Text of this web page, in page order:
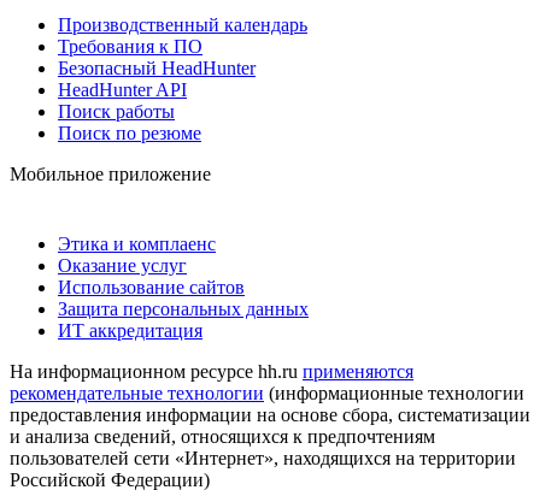
Производственный календарь
Требования к ПО
Безопасный HeadHunter
HeadHunter API
Поиск работы
Поиск по резюме
Мобильное приложение
Этика и комплаенс
Оказание услуг
Использование сайтов
Защита персональных данных
ИТ аккредитация
На информационном ресурсе hh.ru применяются
рекомендательные технологии (информационные технологии
предоставления информации на основе сбора, систематизации
и анализа сведений, относящихся к предпочтениям
пользователей сети «Интернет», находящихся на территории
Российской Федерации)